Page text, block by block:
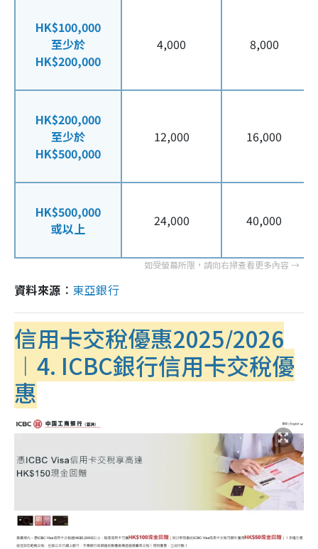
HK$100,000
至少於
HK$200,000
4,000 8,000
HK$200,000
至少於
HK$500,000
12,000 16,000
HK$500,000
或以上
24,000 40,000
資料來源︰ 東亞銀行
信用卡交稅優惠2025/2026
︱4. ICBC銀行信用卡交稅優
惠